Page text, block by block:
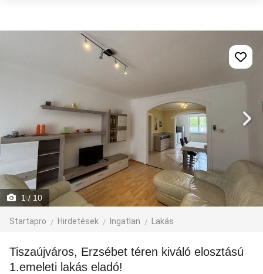
1/ 10
Startapro Hirdetések Ingatlan Lakás
Tiszaújváros, Erzsébet téren kiváló elosztású
1.emeleti lakás eladó!